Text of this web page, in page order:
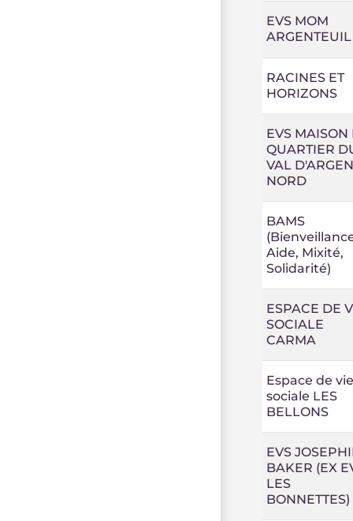
EVS MOM
ARGENTEUIL
RACINES ET
HORIZONS
EVS MAISON
QUARTIER
VAL
NORD
BAMS
Aide, Mixité,
Solidarité)
ESPACE DE
SOCIALE
CARMA
Espace de vie
sociale LES
BELLONS
EVS
BAKER (EX
LES
BONNETTES)